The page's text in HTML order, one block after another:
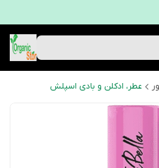
عطر، ادکلن و بادی اسپلش